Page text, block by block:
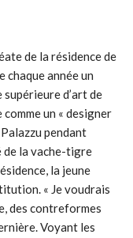
de la résidence de
chaque année un
d’art de
un « designer
pendant
la vache-tigre
la jeune
« Je voudrais
des contreformes
Voyant les